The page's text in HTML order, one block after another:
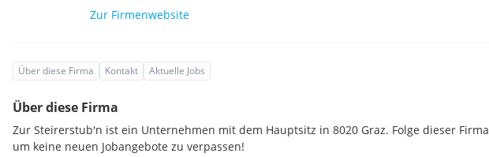
Zur Firmenwebsite
Über diese Firma Kontakt Aktuelle Jobs
Über diese Firma
Zur Steirerstub'n ist ein Unternehmen mit dem Hauptsitz in 8020 Graz. Folge dieser Firma
um keine neuen Jobangebote zu verpassen!